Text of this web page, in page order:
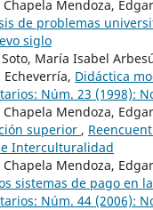
Mendoza,
de problemas
siglo
María Isabel
Didáctica
Núm. 23 (1998):
Mendoza,
superior ,
Interculturalidad
Mendoza,
sistemas de pago en
Núm. 44 (2006):